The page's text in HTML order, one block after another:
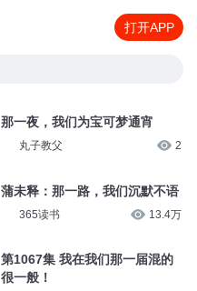
打开APP
那一夜，我们为宝可梦通宵
丸子教父 2
蒲未释：那一路，我们沉默不语
365读书 13.4万
第1067集 我在我们那一届混的
很一般！